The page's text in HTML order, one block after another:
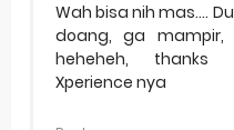
Wah bisa nih mas....
doang, ga
heheheh, thanks
Xperience nya